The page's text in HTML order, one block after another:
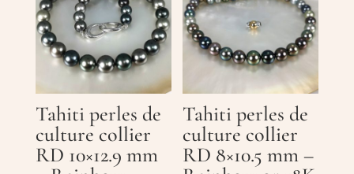
Tahiti perles de
culture collier
RD 10×12.9 mm
Tahiti perles de
culture collier
RD 8×10.5 mm –